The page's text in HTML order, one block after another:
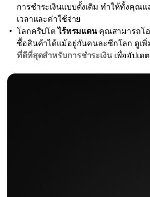
การชำระเงินแบบดั้งเดิม ทำให้ทั้งคุณ
เวลาและค่าใช้จ่าย
โลกคริปโตไร้พรมแดนคุณสามารถโอ
ซื้อสินค้าได้แม้อยู่กันคนละซีกโลก ดูเพิ่
ที่ดีที่สุดสำหรับการชำระเงินเพื่ออัปเด